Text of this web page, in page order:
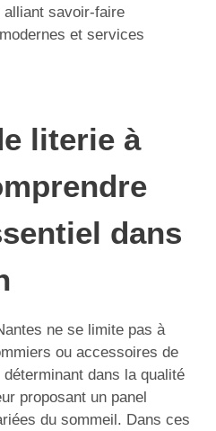
alliant savoir-faire
et services
literie à
dans
ne se limite pas à
ou accessoires de
dans la qualité
proposant un panel
du sommeil. Dans ces